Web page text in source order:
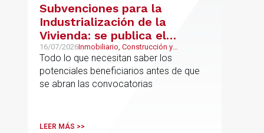
Subvenciones para la
Industrialización de la
Vivienda: se publica el
proyecto de bases
reguladoras
16/07/2026Inmobiliario, Construcción y
Urbanismo
Todo lo que necesitan saber los
potenciales beneficiarios antes de que
se abran las convocatorias
LEER MÁS >>